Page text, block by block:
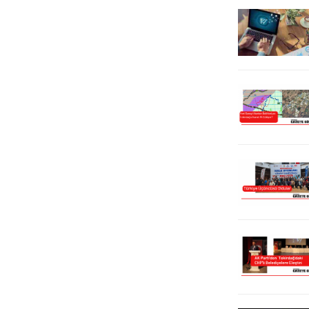
sertifika töreninde ayrıca, Medlog
Gemicilik’in MED Antalya adlı yeni